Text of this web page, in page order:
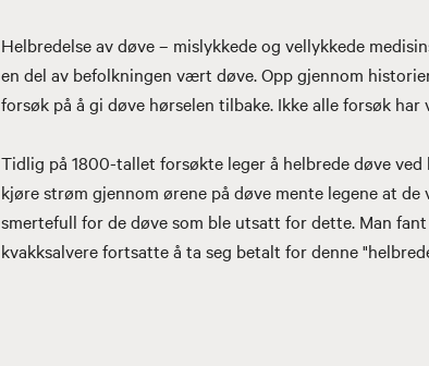
Helbredelse av døve – mislykkede og vellykkede
en del av befolkningen vært døve. Opp gjennom
forsøk på å gi døve hørselen tilbake. Ikke alle forsøk
Tidlig på 1800-tallet forsøkte leger å helbrede døve ved
kjøre strøm gjennom ørene på døve mente legene at
smertefull for de døve som ble utsatt for dette. Man
kvakksalvere fortsatte å ta seg betalt for denne